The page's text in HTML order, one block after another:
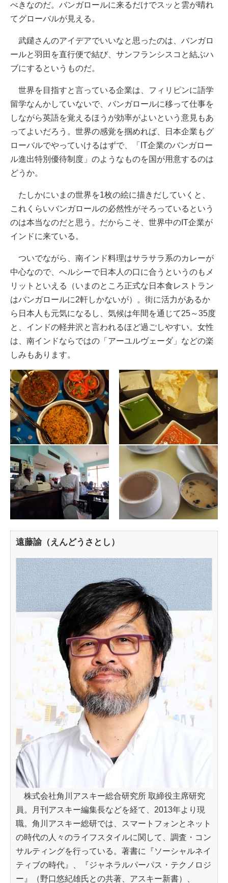
べきなのだ。バンガロールに来るだけでスッと雲が晴れ
てグローバルが見える。
武鑓さんのアイデアでいいなと思ったのは、バンガロ
ールと羽田を直行便で結び、サンフランシスコと結ぶハ
ブにするというものだ。
世界を目指すと言っている企業は、フィリピンに語学
留学なんかしていないで、バンガロールに移って仕事を
しながら英語を覚えるほうが効率がよいという意見もあ
ってよいだろう。世界の感覚を掴めれば、日本企業もグ
ローバルでやっていけるはずで、「IT企業のバンガロー
ル進出特別優待制度」のようなものを国が用意するのは
どうか。
たしかにいまの世界を1枚の絵に描きだしていくと、
これくらいバンガロールの必然性がそろっているという
のは本当なのだと思う。だからこそ、世界中のIT企業が
インドに来ている。
ついでながら、南インド料理はサラサラ系のカレーが
中心なので、ヘルシーで日本人の口に合うというのもメ
リットといえる（いまのところ正式な日本食レストラン
はバンガロールに2軒しかないが）。街に活力があるか
ら日本人も元気になるし、気候は年間を通じて25～35度
と、インドの軽井沢と言われるほど過ごしやすい。女性
は、南インドならではの「アーユルヴェーダ」などの楽
しみもあります。
遠藤諭（えんどうさとし）
株式会社角川アスキー総合研究所 取締役主席研究
員。月刊アスキー編集長などを経て、2013年より現
職。角川アスキー総研では、スマートフォンとネット
の時代の人々のライフスタイルに関して、調査・コン
サルティングを行っている。著書に『ソーシャルネイ
ティブの時代』、『ジャネラルパーパス・テクノロジ
ー』（野口悠紀雄氏との共著、アスキー新書）、